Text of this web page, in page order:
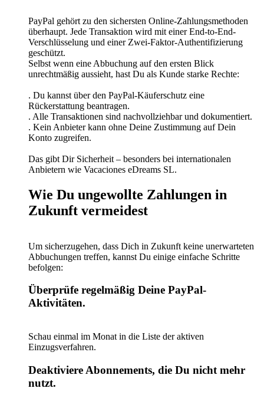
PayPal gehört zu den sichersten Online-Zahlungsmethoden
überhaupt. Jede Transaktion wird mit einer End-to-End-
Verschlüsselung und einer Zwei-Faktor-Authentifizierung
geschützt.
Selbst wenn eine Abbuchung auf den ersten Blick
unrechtmäßig aussieht, hast Du als Kunde starke Rechte:
. Du kannst über den PayPal-Käuferschutz eine
Rückerstattung beantragen.
. Alle Transaktionen sind nachvollziehbar und dokumentiert.
. Kein Anbieter kann ohne Deine Zustimmung auf Dein
Konto zugreifen.
Das gibt Dir Sicherheit – besonders bei internationalen
Anbietern wie Vacaciones eDreams SL.
Wie Du ungewollte Zahlungen in
Zukunft vermeidest
Um sicherzugehen, dass Dich in Zukunft keine unerwarteten
Abbuchungen treffen, kannst Du einige einfache Schritte
befolgen:
Überprüfe regelmäßig Deine PayPal-
Aktivitäten.
Schau einmal im Monat in die Liste der aktiven
Einzugsverfahren.
Deaktiviere Abonnements, die Du nicht mehr
nutzt.